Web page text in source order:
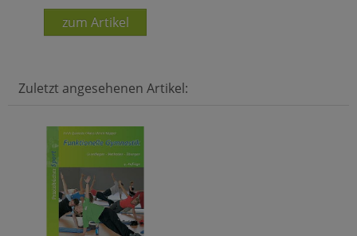
zum Artikel
Zuletzt angesehenen Artikel: